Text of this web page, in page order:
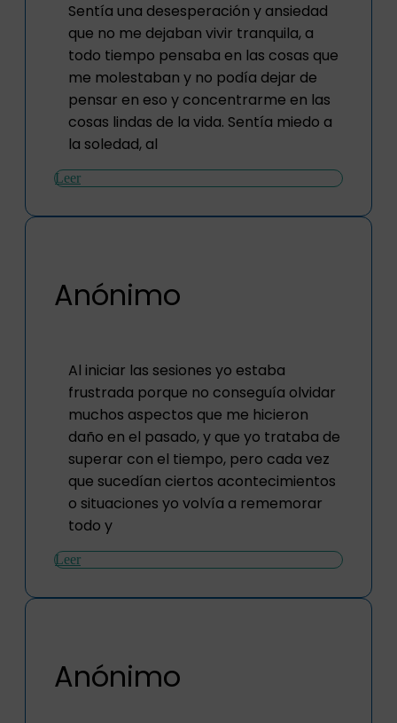
Sentía una desesperación y ansiedad
que no me dejaban vivir tranquila, a
todo tiempo pensaba en las cosas que
me molestaban y no podía dejar de
pensar en eso y concentrarme en las
cosas lindas de la vida. Sentía miedo a
la soledad, al
Leer
Anónimo
Al iniciar las sesiones yo estaba
frustrada porque no conseguía olvidar
muchos aspectos que me hicieron
daño en el pasado, y que yo trataba de
superar con el tiempo, pero cada vez
que sucedían ciertos acontecimientos
o situaciones yo volvía a rememorar
todo y
Leer
Anónimo